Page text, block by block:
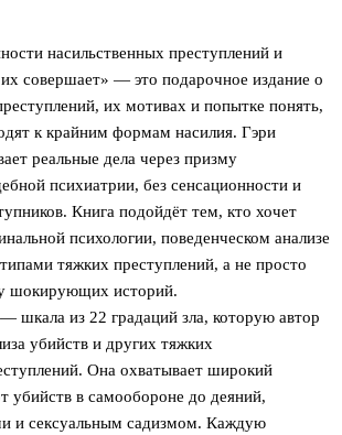
насильственных преступлений и
совершает» — это подарочное издание о
их мотивах и попытке понять,
к крайним формам насилия. Гэри
реальные дела через призму
психиатрии, без сенсационности и
Книга подойдёт тем, кто хочет
психологии, поведенческом анализе
тяжких преступлений, а не просто
шокирующих историй.
шкала из 22 градаций зла, которую автор
убийств и других тяжких
Она охватывает широкий
убийств в самообороне до деяний,
и сексуальным садизмом. Каждую